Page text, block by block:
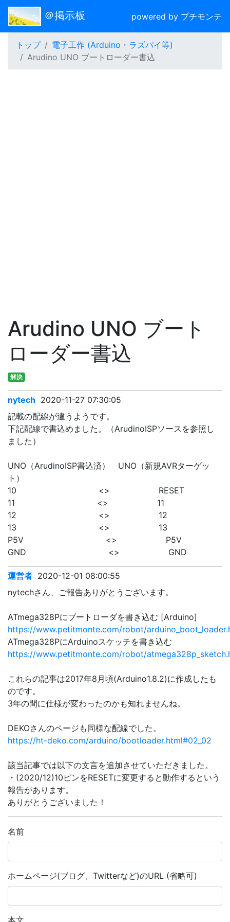
＠掲示板 powered by プチモンテ
トップ
電子工作 (Arduino・ラズパイ等)
Arudino UNO ブートローダー書込
Arudino UNO ブート
ローダー書込
解決
nytech 2020-11-27 07:30:05
記載の配線が違うようです。
下記配線で書込めました。（ArudinoISPソースを参照し
ました）
UNO（ArudinoISP書込済） UNO（新規AVRターゲッ
ト）
10 <> RESET
11 <> 11
12 <> 12
13 <> 13
P5V <> P5V
GND <> GND
運営者 2020-12-01 08:00:55
nytechさん、ご報告ありがとうございます。
ATmega328Pにブートローダを書き込む [Arduino]
https://www.petitmonte.com/robot/
ATmega328PにArduinoスケッチを書き込む
https://www.petitmonte.com/robot/
これらの記事は2017年8月頃(Arduino1.8.2)に作成したも
のです。
3年の間に仕様が変わったのかも知れませんね。
DEKOさんのページも同様な配線でした。
https://ht-deko.com/arduino/bootloader.html#02_02
該当記事では以下の文言を追加させていただきました。
・(2020/12)10ピンをRESETに変更すると動作するという
報告があります。
ありがとうございました！
名前
ホームページ(ブログ、Twitterなど)のURL (省略可)
本文